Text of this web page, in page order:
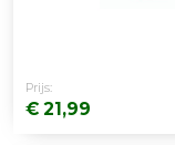
Prijs:
€ 21,99